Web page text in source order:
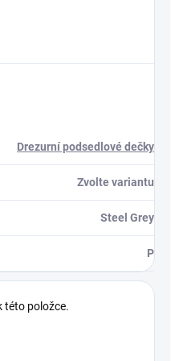
Drezurní podsedlové dečky
Zvolte variantu
Steel Grey
P
této položce.